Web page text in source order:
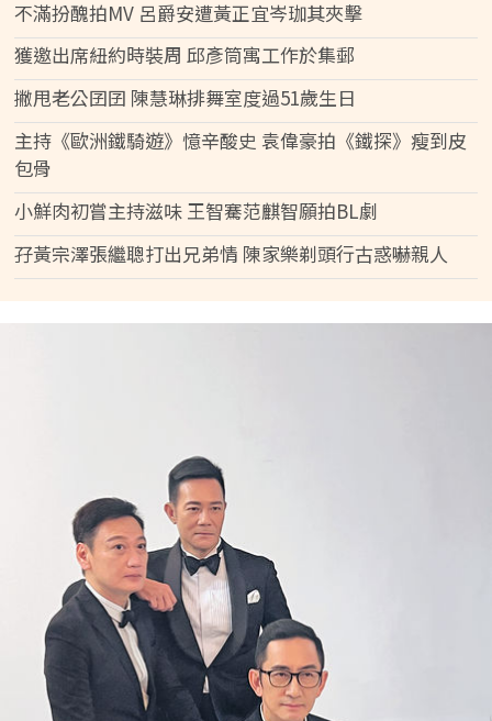
不滿扮醜拍MV 呂爵安遭黃正宜岑珈其夾擊
獲邀出席紐約時裝周 邱彥筒寓工作於集郵
撇甩老公囝囝 陳慧琳排舞室度過51歲生日
主持《歐洲鐵騎遊》憶辛酸史 袁偉豪拍《鐵探》瘦到皮
包骨
小鮮肉初嘗主持滋味 王智騫范麒智願拍BL劇
孖黃宗澤張繼聰打出兄弟情 陳家樂剃頭行古惑嚇親人